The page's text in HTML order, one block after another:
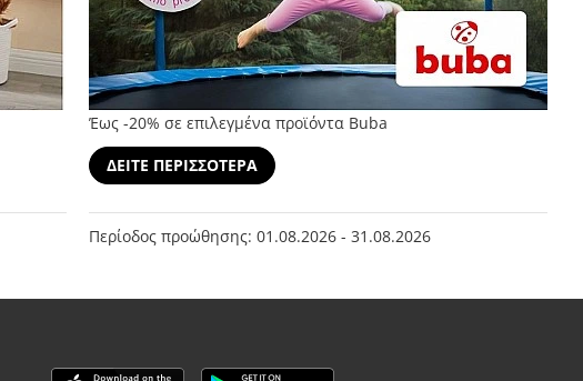
Έως -20% σε επιλεγμένα προϊόντα Buba
ΔΕΙΤΕ ΠΕΡΙΣΣΟΤΕΡΑ
Περίοδος προώθησης: 01.08.2026 - 31.08.2026